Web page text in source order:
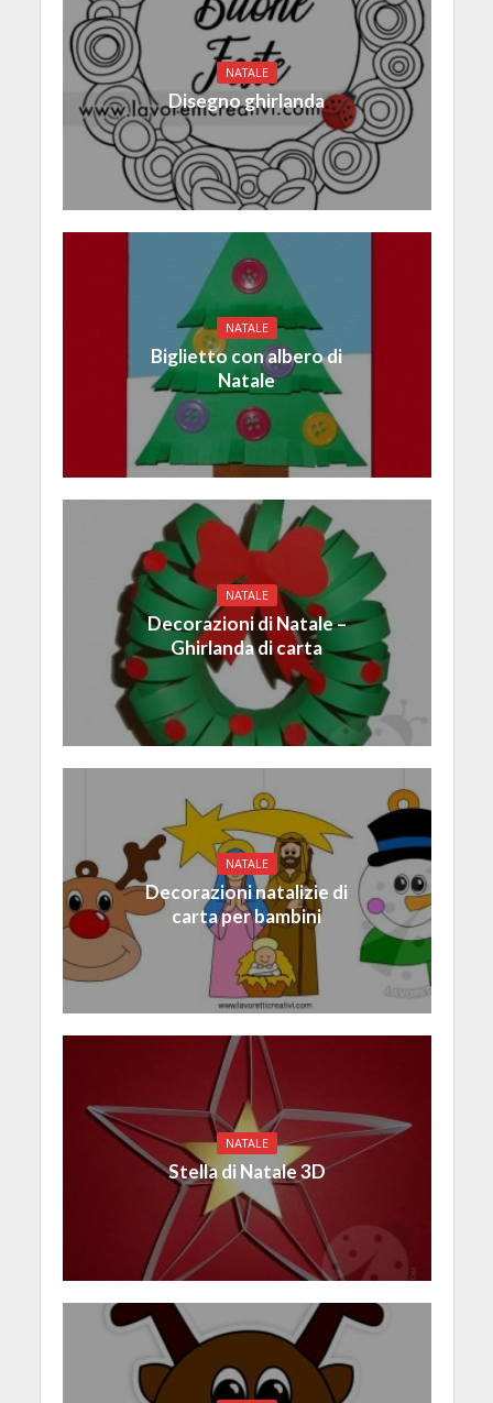
NATALE
Disegno ghirlanda
NATALE
Biglietto con albero di
Natale
NATALE
Decorazioni di Natale –
Ghirlanda di carta
NATALE
Decorazioni natalizie di
carta per bambini
NATALE
Stella di Natale 3D